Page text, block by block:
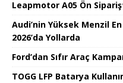
Leapmotor A05 Ön
Audi’nin Yüksek Menzil
2026’da Yollarda
Ford’dan Sıfır Araç
TOGG LFP Batarya